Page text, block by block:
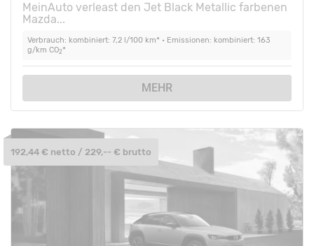
MeinAuto verleast den Jet Black Metallic farbenen
Mazda...
Verbrauch: kombiniert: 7,2 l/100 km* • Emissionen: kombiniert: 163
g/km CO2*
MEHR
192,44 € netto / 229,-- € brutto